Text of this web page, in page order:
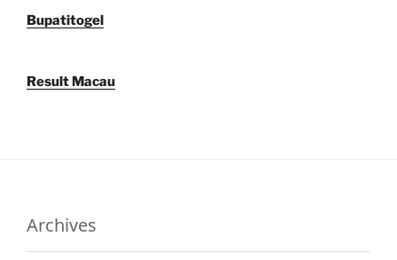
Bupatitogel
Result Macau
Archives